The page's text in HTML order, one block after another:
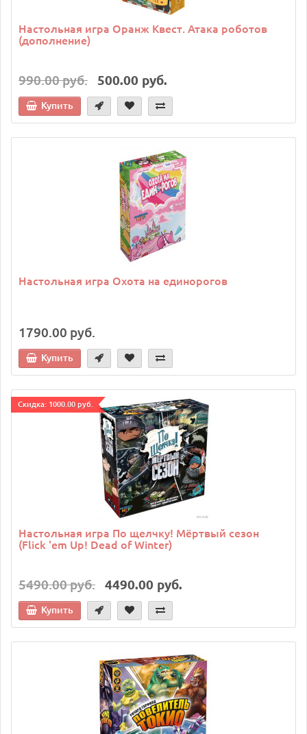
Настольная игра Оранж Квест. Атака роботов
(дополнение)
990.00 руб. 500.00 руб.
Купить
Настольная игра Охота на единорогов
1790.00 руб.
Купить
Cкидка: 1000.00 руб.
Настольная игра По щелчку! Мёртвый сезон
(Flick 'em Up! Dead of Winter)
5490.00 руб. 4490.00 руб.
Купить